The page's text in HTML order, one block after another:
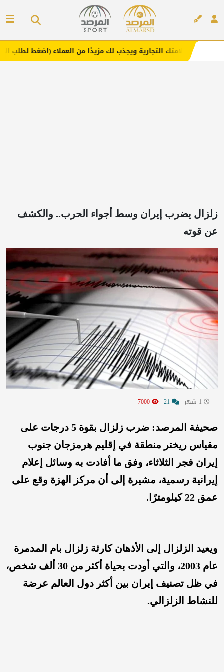
ويجذب لك مزيدًا من العملاء (اضغط لطلب الإعلان)
زلزال يضرب إيران وسط أجواء الحرب.. والكشف
عن قوته
صحيفة المرصد: ضرب زلزال بقوة 5 درجات على
مقياس ريختر منطقة في إقليم هرمزجان جنوب
إيران فجر الثلاثاء، وفق ما أفادت به وسائل إعلام
إيرانية رسمية، مشيرة إلى أن مركز الهزة وقع على
عمق 22 كيلومترًا.
ويعيد الزلزال إلى الأذهان كارثة زلزال بام المدمرة
عام 2003، والتي أودت بحياة أكثر من 30 ألف شخص،
في ظل تصنيف إيران بين أكثر دول العالم عرضة
للنشاط الزلزالي.